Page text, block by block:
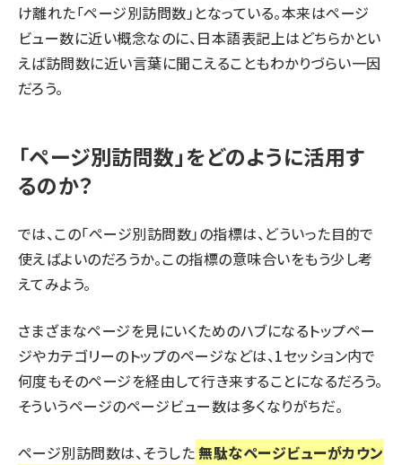
け離れた「ページ別訪問数」となっている。本来はページ
ビュー数に近い概念なのに、日本語表記上はどちらかとい
えば訪問数に近い言葉に聞こえることもわかりづらい一因
だろう。
「ページ別訪問数」をどのように活用す
るのか？
では、この「ページ別訪問数」の指標は、どういった目的で
使えばよいのだろうか。この指標の意味合いをもう少し考
えてみよう。
さまざまなページを見にいくためのハブになるトップペー
ジやカテゴリーのトップのページなどは、1セッション内で
何度もそのページを経由して行き来することになるだろう。
そういうページのページビュー数は多くなりがちだ。
ページ別訪問数は、そうした無駄なページビューがカウン